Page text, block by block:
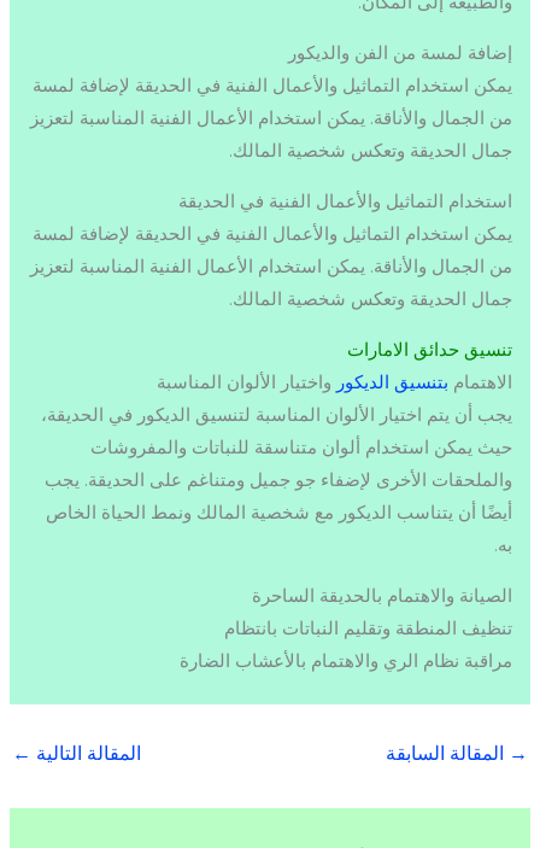
إضافة لمسة من الفن والديكور
يمكن استخدام التماثيل والأعمال الفنية في الحديقة لإضافة لمسة
من الجمال والأناقة. يمكن استخدام الأعمال الفنية المناسبة لتعزيز
جمال الحديقة وتعكس شخصية المالك.
استخدام التماثيل والأعمال الفنية في الحديقة
يمكن استخدام التماثيل والأعمال الفنية في الحديقة لإضافة لمسة
من الجمال والأناقة. يمكن استخدام الأعمال الفنية المناسبة لتعزيز
جمال الحديقة وتعكس شخصية المالك.
تنسيق حدائق الامارات
الاهتمام بتنسيق الديكور واختيار الألوان المناسبة
يجب أن يتم اختيار الألوان المناسبة لتنسيق الديكور في الحديقة،
حيث يمكن استخدام ألوان متناسقة للنباتات والمفروشات
والملحقات الأخرى لإضفاء جو جميل ومتناغم على الحديقة. يجب
أيضًا أن يتناسب الديكور مع شخصية المالك ونمط الحياة الخاص
به.
الصيانة والاهتمام بالحديقة الساحرة
تنظيف المنطقة وتقليم النباتات بانتظام
مراقبة نظام الري والاهتمام بالأعشاب الضارة
→ المقالة السابقة المقالة التالية ←